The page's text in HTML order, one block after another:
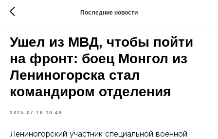
Последние новости
Ушел из МВД, чтобы пойти
на фронт: боец Монгол из
Лениногорска стал
командиром отделения
2025-07-16 10:48
Лениногорский участник специальной военной